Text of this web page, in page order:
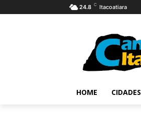
24.8 C Itacoatiara
HOME CIDADES